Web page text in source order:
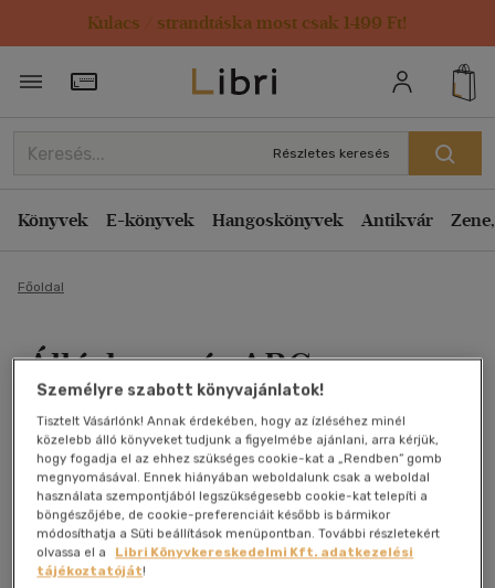
Kulacs / strandtáska most csak 1499 Ft!
Törzsvásárlói Kártya adatai
Részletes keresés
Könyvek E-könyvek Hangoskönyvek Antikvár
Főoldal
Álláskeresés ABC
Antikvár könyv (3db)
Személyre szabott könyvajánlatok!
Tisztelt Vásárlónk! Annak érdekében, hogy az ízléséhez minél
közelebb álló könyveket tudjunk a figyelmébe ajánlani, arra kérjük,
hogy fogadja el az ehhez szükséges cookie-kat a „Rendben” gomb
megnyomásával. Ennek hiányában weboldalunk csak a weboldal
használata szempontjából legszükségesebb cookie-kat telepíti a
böngészőjébe, de cookie-preferenciáit később is bármikor
módosíthatja a Süti beállítások menüpontban. További részletekért
olvassa el a
Libri Könyvkereskedelmi Kft. adatkezelési
tájékoztatóját!